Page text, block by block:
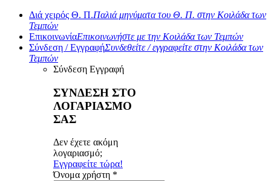
Διά χειρός Θ. Π.Παλιά μηνύματα του Θ. Π. στην Κοιλάδα των
Τεμπών
ΕπικοινωνίαΕπικοινωνήστε με την Κοιλάδα των Τεμπών
Σύνδεση / ΕγγραφήΣυνδεθείτε / εγγραφείτε στην Κοιλάδα των
Τεμπών
Σύνδεση Εγγραφή
ΣΥΝΔΕΣΗ ΣΤΟ
ΛΟΓΑΡΙΑΣΜΟ
ΣΑΣ
Δεν έχετε ακόμη
λογαριασμό;
Εγγραφείτε τώρα!
Όνομα χρήστη *